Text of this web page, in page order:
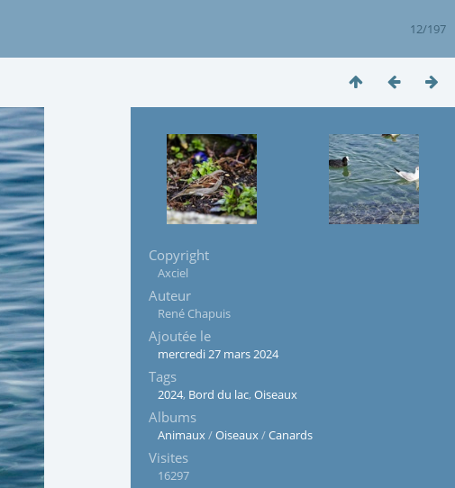
12/197
Copyright
Axciel
Auteur
René Chapuis
Ajoutée le
mercredi 27 mars 2024
Tags
2024, Bord du lac, Oiseaux
Albums
Animaux/Oiseaux/Canards
Visites
16297